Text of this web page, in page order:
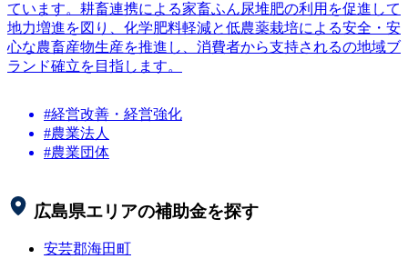
ています。耕畜連携による家畜ふん尿堆肥の利用を促進して
地力増進を図り、化学肥料軽減と低農薬栽培による安全・安
心な農畜産物生産を推進し、消費者から支持されるの地域ブ
ランド確立を目指します。
#経営改善・経営強化
#農業法人
#農業団体
広島県エリアの補助金を探す
安芸郡海田町